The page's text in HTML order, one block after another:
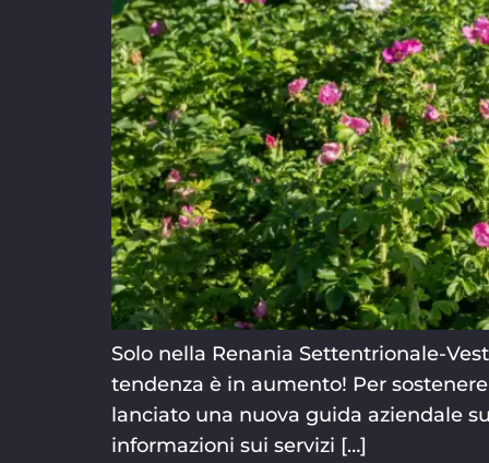
Solo nella Renania Settentrionale-
tendenza è in aumento! Per
lanciato una nuova guida aziendale
informazioni sui servizi […]